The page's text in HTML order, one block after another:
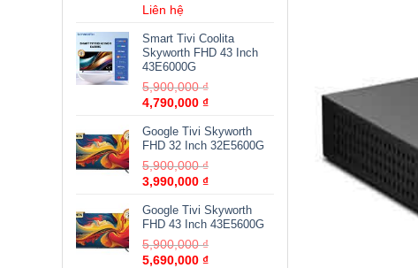
Liên hệ
Smart Tivi Coolita
Skyworth FHD 43 Inch
43E6000G
5,900,000₫
4,790,000 ₫
Google Tivi Skyworth
FHD 32 Inch 32E5600G
5,900,000₫
3,990,000 ₫
Google Tivi Skyworth
FHD 43 Inch 43E5600G
5,900,000₫
5,690,000 ₫